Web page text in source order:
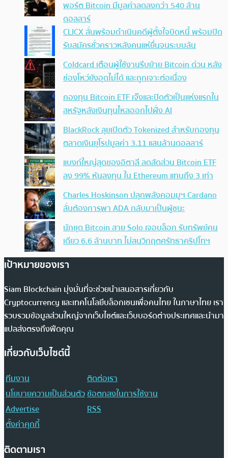
พอร์ต Bitcoin มีมูลค่าลดลงกว่า 540 ล้าน
ดอลลาร์
CLICX ลั่นพร้อมดำเนินคดีผู้ตั้งใจบิดหนี้ พร้อมปิด
รับสมัครชั่วคราวหลังคนแห่ยื่นจนระบบล้น
Coldcard เตือนผู้ใช้งานรีบย้าย Bitcoin ด่วน หลัง
ช่องโหว่ยังอุดไม่ได้ และถูกเจาะต่อเนื่อง
กองทุน Bitcoin ETF เจ๊งและปิดตัวเป็นแห่งแรกใน
สหรัฐหลังเงินทุนไหลออกไปฝั่ง AI
BlackRock ลุยเปิดตัว Tokenized สำหรับกองทุน
ตลาดเงินยุโรปมูลค่า 3.11 แสนล้านดอลลาร์
แบงก์ใหญ่สุดของอิตาลี ลดสัดส่วน Bitcoin ETF
ลง 99% หันลงทุน ใน Ethereum แทนถึง 3 เท่า
Charles Hoskinson ปลุกพลังคอมมูฯ Cardano
ลั่นต้องการพา ADA กลับมาเป็นผู้ชนะ
นักขุด Bitcoin สาย Solo เจอบล็อก รับทรัพย์คน
เดียว 6.6 ล้านบาท ไม่สนวิกฤตศรัทธาคริปโทฯ
เป้าหมายของเรา
Siam Blockchain มุ่งมั่นที่จะช่วยนำเสนอสารเกี่ยวกับ
Cryptocurrency และเทคโนโลยีบล็อกเชนเพื่อคนไทย ในภาษาไทย เรา
รวบรวมข้อมูลส่วนใหญ่จากเว็บไซต์และเว็บบอร์ดต่างประเทศและนำมา
แปลส่งตรงถึงฟีดคุณ
เกี่ยวกับเว็บไซต์นี้
ทีมงาน
ติดต่อเรา
นโยบายความเป็นส่วนตัวข้อตกลงในการใช้งาน
Advertise
RSS
ตั้งค่าคุกกี้
ติดตามเรา